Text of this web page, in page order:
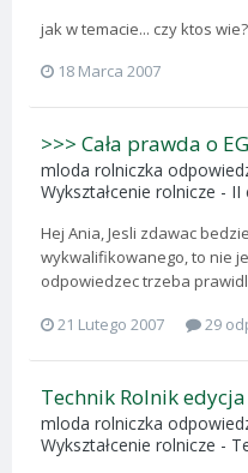
jak w temacie... czy ktos
18 Marca 2007
>>> Cała prawda o
mloda rolniczka
Wykształcenie rolnicze - II
Hej Ania, Jesli zdawac
wykwalifikowanego, to nie
odpowiedzec trzeba
21 Lutego 2007
29
Technik Rolnik
mloda rolniczka
Wykształcenie rolnicze -